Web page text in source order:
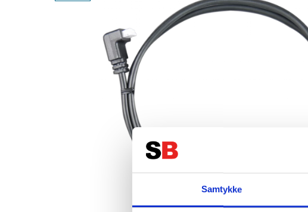
Samtykke